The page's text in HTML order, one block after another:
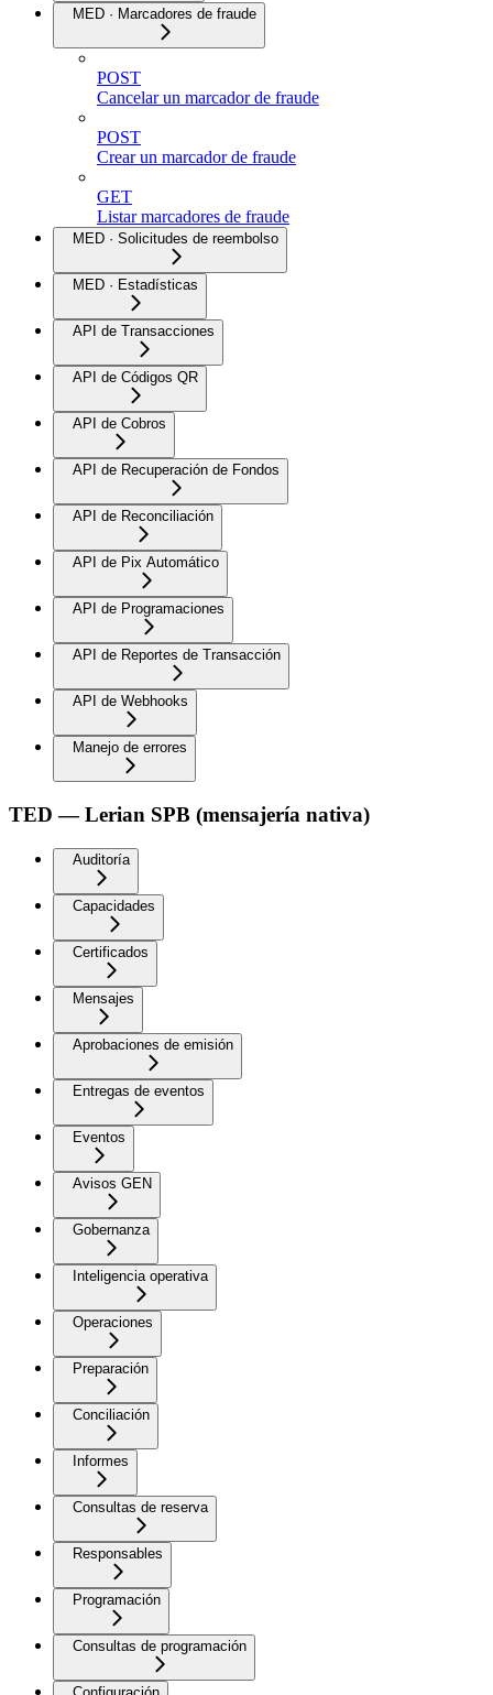
MED · Marcadores de fraude
POST
Cancelar un marcador de fraude
POST
Crear un marcador de fraude
GET
Listar marcadores de fraude
MED · Solicitudes de reembolso
MED · Estadísticas
API de Transacciones
API de Códigos QR
API de Cobros
API de Recuperación de Fondos
API de Reconciliación
API de Pix Automático
API de Programaciones
API de Reportes de Transacción
API de Webhooks
Manejo de errores
TED — Lerian SPB (mensajería nativa)
Auditoría
Capacidades
Certificados
Mensajes
Aprobaciones de emisión
Entregas de eventos
Eventos
Avisos GEN
Gobernanza
Inteligencia operativa
Operaciones
Preparación
Conciliación
Informes
Consultas de reserva
Responsables
Programación
Consultas de programación